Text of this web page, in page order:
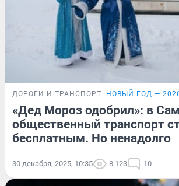
ДОРОГИ И ТРАНСПОРТ НОВЫЙ ГОД —
«Дед Мороз одобрил»: в
общественный транспорт
бесплатным. Но ненадолго
30 декабря, 2025, 10:35 8 123 10